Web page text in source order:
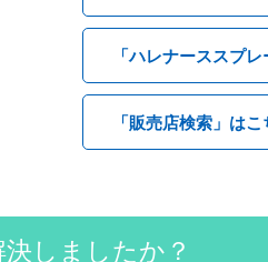
「ハレナーススプ
「販売店検索」はこ
しましたか？